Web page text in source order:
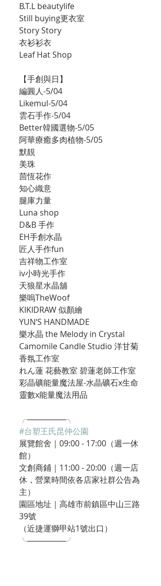
B.T.L beautylife
Still buying更衣室
Story Story
衣衫衫衣
Leaf Hat Shop
【手創與日】
編圓人-5/04
Likemul-5/04
雲石手作-5/04
Better韓國選物-5/05
阿華療癒多肉植物-5/05
默靚
美珠
茴恆花作
知心織意
腿庫力量
Luna shop
D&B 手作
EH手創水晶
匠人手作fun
吉祥物工作室
iv小時光手作
天狼星水晶舖
樂嗚TheWoof
KIKIDRAW 似顏繪
YUN‘S HANDMADE
樂水晶 the Melody in Crystal
Camomile Candle Studio 洋甘菊
香氛工作室
れん蓮 花藝教室 碧蓮老師工作室
彩晶礦能量魔法屋-水晶礦石x生命
靈數x能量魔法用品
╭───────╮
#台塑王氏昆仲公園
展覽館舍｜09:00 - 17:00（週一休
館）
文創商鋪｜11:00 - 20:00（週一店
休，營業時間依各店家社群公告為
主）
園區地址｜高雄市前鎮區中山三路
39號
（近捷運獅甲站1號出口）
╰───────╯